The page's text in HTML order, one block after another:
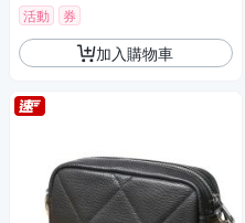
活動 券
加入購物車